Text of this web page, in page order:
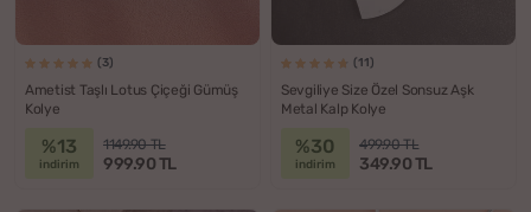
(3)
Ametist Taşlı Lotus Çiçeği Gümüş
Kolye
%13
indirim
1149.90 TL
999.90 TL
(11)
Sevgiliye Size Özel Sonsuz Aşk
Metal Kalp Kolye
%30
indirim
499.90 TL
349.90 TL